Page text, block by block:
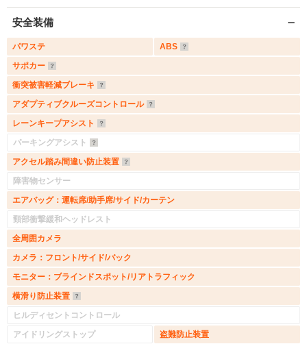
安全装備
パワステ
ABS
サポカー
衝突被害軽減ブレーキ
アダプティブクルーズコントロール
レーンキープアシスト
パーキングアシスト
アクセル踏み間違い防止装置
障害物センサー
エアバッグ：運転席/助手席/サイド/カーテン
頸部衝撃緩和ヘッドレスト
全周囲カメラ
カメラ：フロント/サイド/バック
モニター：ブラインドスポット/リアトラフィック
横滑り防止装置
ヒルディセントコントロール
アイドリングストップ
盗難防止装置